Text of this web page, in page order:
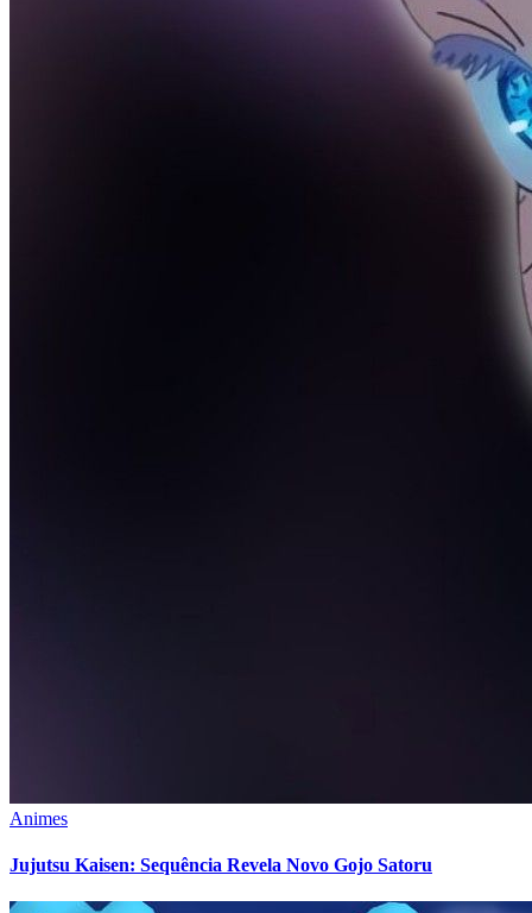
Animes
Jujutsu Kaisen: Sequência Revela Novo Gojo Satoru